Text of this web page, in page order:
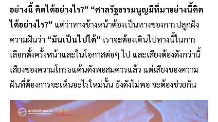
อย่างนี้ คิดได้อย่างไร?” “ศาลรัฐธรรมนูญมีที่มาอย่างนี้คิด
ได้อย่างไร?” แต่ว่าทางข้างหน้าต้องเป็นทางของการปลูกฝัง
ความฝันว่า “มันเป็นไปได้” เราจะต้องเดินไปทางนี้ในการ
เลือกตั้งครั้งหน้าและในโอกาสต่อๆ ไป และเสียงต้องดังกว่านี้
เสียงของความโกรธแค้นดังพอสมควรแล้ว แต่เสียงของความ
ฝันที่ต้องการจะเห็นอะไรใหม่นั้น ยังดังไม่พอ จะต้องช่วยกัน